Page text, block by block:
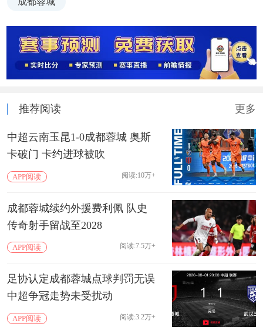
推荐阅读 更多
中超云南玉昆1-0成都蓉城 奥斯
卡破门 卡约进球被吹
APP阅读 阅读:10万+
成都蓉城续约外援费利佩 队史
传奇射手留战至2028
APP阅读 阅读:7.5万+
足协认定成都蓉城点球判罚无误
中超争冠走势未受扰动
APP阅读 阅读:3.2万+